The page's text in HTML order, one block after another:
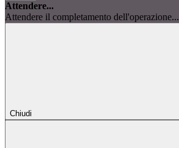
Attendere...
Attendere il completamento dell'operazione...
Chiudi